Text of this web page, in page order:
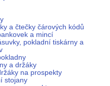
a čtečky čárových kódů
a mincí
pokladní tiskárny a
a držáky
na prospekty
stojany